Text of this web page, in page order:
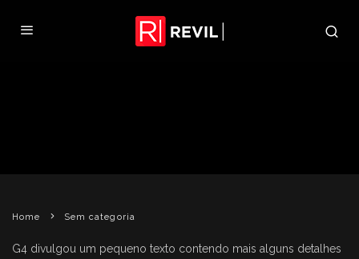
Home
Sem categoria
G4 divulgou um pequeno texto contendo mais alguns detalhes